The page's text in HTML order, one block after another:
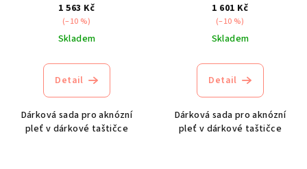
1 563 Kč
(–10 %)
Skladem
Detail
Dárková sada pro aknózní
pleť v dárkové taštičce
1 601 Kč
(–10 %)
Skladem
Detail
Dárková sada pro aknózní
pleť v dárkové taštičce